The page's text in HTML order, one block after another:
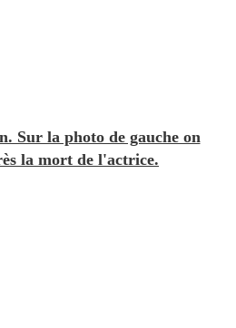
Sur la photo de gauche on
la mort de l'actrice.